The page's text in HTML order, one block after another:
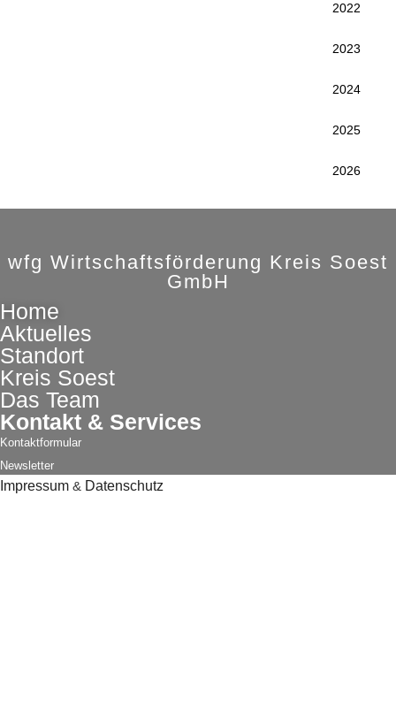
2022
2023
2024
2025
2026
wfg Wirtschaftsförderung Kreis Soest
GmbH
Home
Aktuelles
Standort
Kreis Soest
Das Team
Kontakt & Services
Kontaktformular
Newsletter
Impressum & Datenschutz